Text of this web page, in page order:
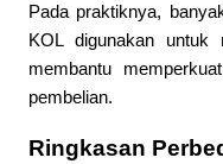
Pada praktiknya,
KOL digunakan untuk
membantu
pembelian.
Ringkasan